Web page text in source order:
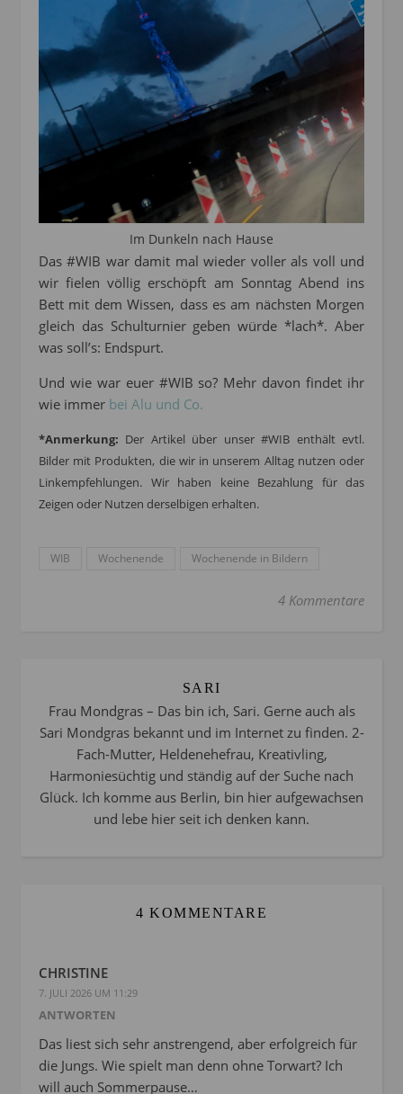
Im Dunkeln nach Hause
Das #WIB war damit mal wieder voller als voll und
wir fielen völlig erschöpft am Sonntag Abend ins
Bett mit dem Wissen, dass es am nächsten Morgen
gleich das Schulturnier geben würde *lach*. Aber
was soll’s: Endspurt.
Und wie war euer #WIB so? Mehr davon findet ihr
wie immer bei Alu und Co.
*Anmerkung: Der Artikel über unser #WIB enthält evtl.
Bilder mit Produkten, die wir in unserem Alltag nutzen oder
Linkempfehlungen. Wir haben keine Bezahlung für das
Zeigen oder Nutzen derselbigen erhalten.
WIB Wochenende Wochenende in Bildern
4 Kommentare
SARI
Frau Mondgras – Das bin ich, Sari. Gerne auch als
Sari Mondgras bekannt und im Internet zu finden. 2-
Fach-Mutter, Heldenehefrau, Kreativling,
Harmoniesüchtig und ständig auf der Suche nach
Glück. Ich komme aus Berlin, bin hier aufgewachsen
und lebe hier seit ich denken kann.
4 KOMMENTARE
CHRISTINE
7. JULI 2026 UM 11:29
ANTWORTEN
Das liest sich sehr anstrengend, aber erfolgreich für
die Jungs. Wie spielt man denn ohne Torwart? Ich
will auch Sommerpause…